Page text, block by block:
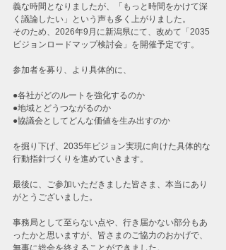
義な時間となりましたが、「もっと時間をかけて深
く議論したい」という声も多く上がりました。
そのため、2026年9月に新潟県にて、改めて「2035
ビジョンロードマップ検討会」を開催予定です。
参加者を募り、より具体的に、
●各社がどのルートを強化するのか
●地域とどうつながるのか
●協議会としてどんな価値を生み出すのか
を掘り下げ、2035年ビジョン実現に向けた具体的な
行動指針づくりを進めていきます。
最後に、ご参加いただきました皆さま、本当にあり
がとうございました。
事務局として至らない点や、行き届かない部分もあ
ったかと思いますが、皆さまのご協力のおかげで、
無事に総会を終えることができました。